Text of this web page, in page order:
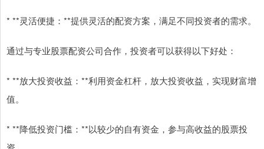
* **灵活便捷：**提供灵活的配资方案，满足不同投资者的需求。
通过与专业股票配资公司合作，投资者可以获得以下好处：
* **放大投资收益：**利用资金杠杆，放大投资收益，实现财富增
值。
* **降低投资门槛：**以较少的自有资金，参与高收益的股票投